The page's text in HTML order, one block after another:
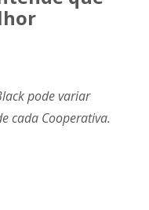
pode variar
cada Cooperativa.